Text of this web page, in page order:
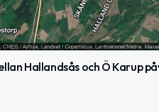
Hallandsås och Ö Karup